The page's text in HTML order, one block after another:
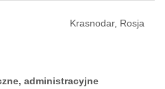
Krasnodar, Rosja
administracyjne